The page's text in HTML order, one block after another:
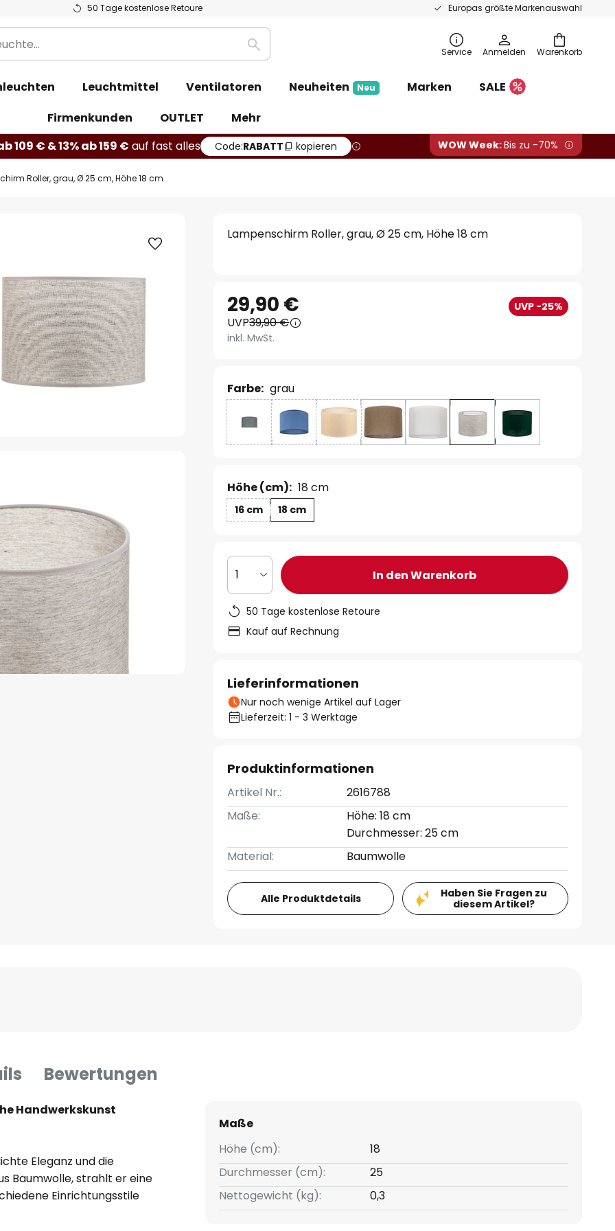
50 Tage kostenlose Retoure Europas größte Markenauswahl
Warenkorb
Suche Service Anmelden
Leuchtmittel Ventilatoren Neuheiten Neu Marken
SALE
Firmenkunden
OUTLET
Mehr
109 € & 13% ab 159 € auf fast alles Code:RABATT kopieren WOW Week:Bis zu -70%
Roller, grau, Ø 25 cm, Höhe 18 cm
Lampenschirm Roller, grau, Ø 25 cm, Höhe 18 cm
29,90 € UVP -25%
UVP39,90 €
inkl. MwSt.
Farbe: grau
Höhe (cm): 18 cm
16 cm 18 cm
1 In den Warenkorb
50 Tage kostenlose Retoure
Kauf auf Rechnung
Lieferinformationen
Nur noch wenige Artikel auf Lager
Lieferzeit: 1 - 3 Werktage
Produktinformationen
Artikel Nr.:
2616788
Maße:
Höhe: 18 cm
Durchmesser: 25 cm
Material:
Baumwolle
Alle Produktdetails
Haben Sie Fragen zu
diesem Artikel?
Bewertungen
Handwerkskunst
Eleganz und die
Baumwolle, strahlt er eine
Einrichtungsstile
Maße
Höhe (cm):
18
Durchmesser (cm):
25
Nettogewicht (kg):
0,3